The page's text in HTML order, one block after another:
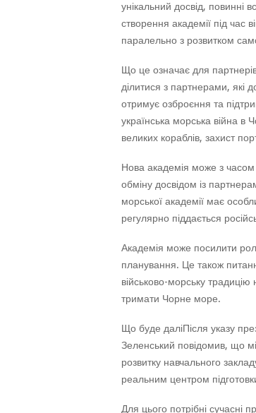
унікальний досвід, повинні
створення академії під час
паралельно з розвитком
Що це означає для
ділитися з партнерами, які
отримує озброєння та
українська морська війна в
великих кораблів, захист
Нова академія може з
обміну досвідом із
морської академії має
регулярно піддається
Академія може посилити
планування. Це також
військово-морську
тримати Чорне море.
Що буде даліПісля указу
Зеленський повідомив, що
розвитку навчального
реальним центром
Для цього потрібні сучасні